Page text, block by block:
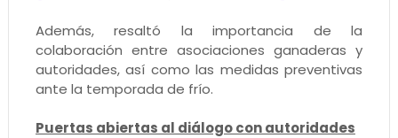
Además, resaltó la importancia de la
colaboración entre asociaciones ganaderas y
autoridades, así como las medidas preventivas
ante la temporada de frío.
Puertas abiertas al diálogo con autoridades